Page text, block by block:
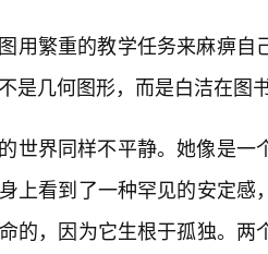
用繁重的教学任务来麻痹自
是几何图形，而是白洁在图
世界同样不平静。她像是
上看到了一种罕见的安定
的，因为它生根于孤独。